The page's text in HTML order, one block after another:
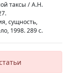
таксы / А.Н.
сущность,
1998. 289 с.